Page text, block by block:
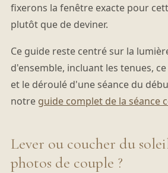
fixerons la fenêtre exacte pour
plutôt que de deviner.
Ce guide reste centré sur la
d'ensemble, incluant les tenues,
et le déroulé d'une séance du
notre guide complet de la séance
Lever ou coucher du
photos de couple ?